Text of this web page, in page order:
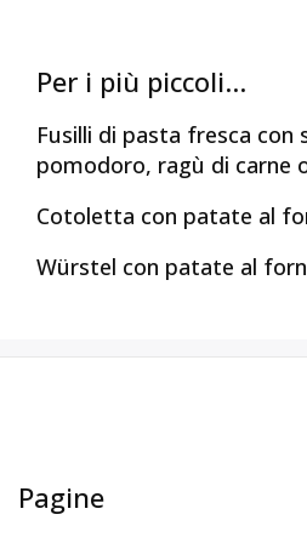
Per i più piccoli...
Fusilli di pasta fresca con
pomodoro, ragù di carne
Cotoletta con patate al
Würstel con patate al
Pagine